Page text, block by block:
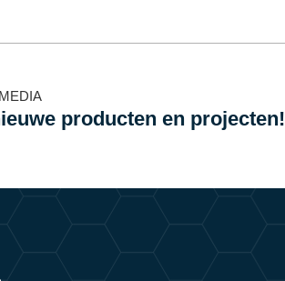
producten en projecten!